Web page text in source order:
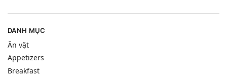
DANH MỤC
Ăn vặt
Appetizers
Breakfast